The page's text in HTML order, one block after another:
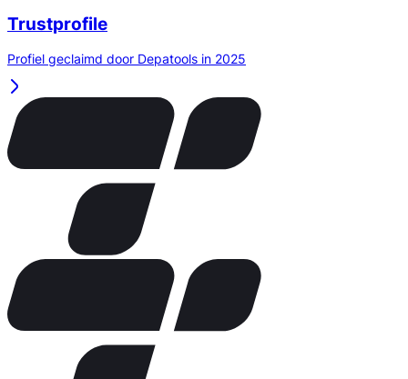
Trustprofile
Profiel geclaimd door Depatools in 2025